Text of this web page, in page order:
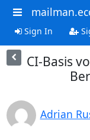
Sign In
CI-Basis
Adrian